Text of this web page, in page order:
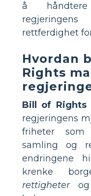
å
rettferdighet
Hvordan
Rights
Bill of Rights
regjeringens
friheter som
samling og
endringene
krenke
rettigheterog